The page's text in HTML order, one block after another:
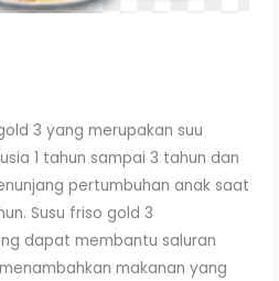
3 yang merupakan suu
1 tahun sampai 3 tahun dan
pertumbuhan anak saat
Susu friso gold 3
dapat membantu saluran
makanan yang